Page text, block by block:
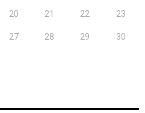
20 21 22 23
27 28 29 30